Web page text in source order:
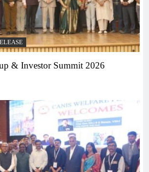
& Investor Summit 2026